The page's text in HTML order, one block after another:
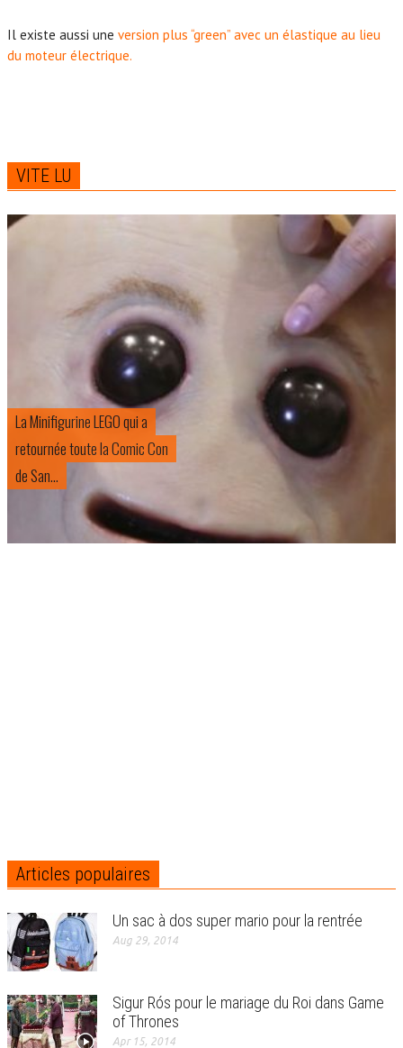
Il existe aussi une version plus “green” avec un élastique au lieu
du moteur électrique.
VITE LU
La Minifigurine LEGO qui a
retournée toute la Comic Con
de San...
Articles populaires
Un sac à dos super mario pour la rentrée
Aug 29, 2014
Sigur Rós pour le mariage du Roi dans Game
of Thrones
Apr 15, 2014